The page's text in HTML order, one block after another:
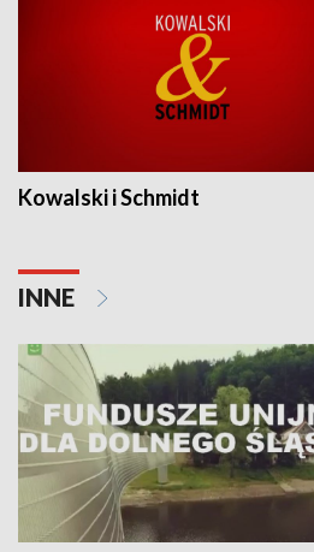
Kowalski i Schmidt
INNE